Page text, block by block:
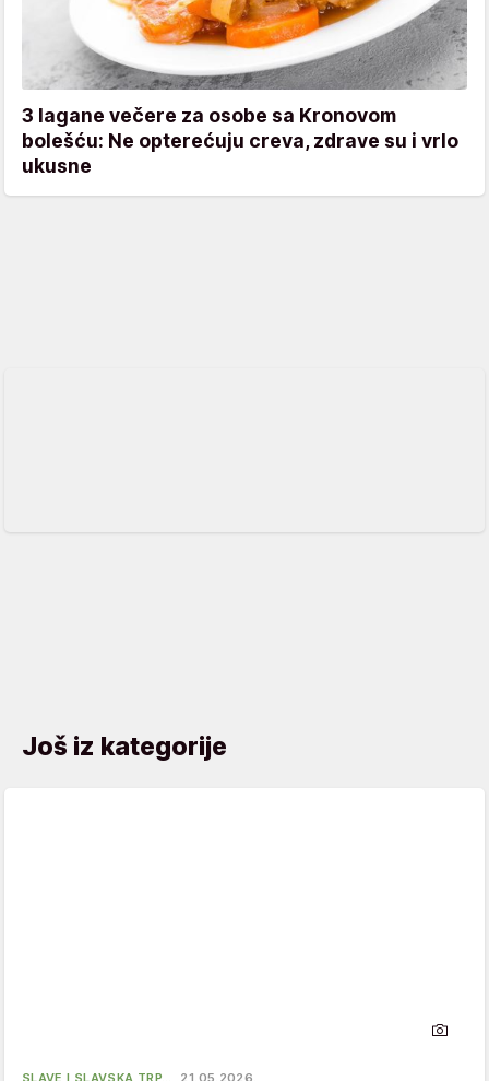
3 lagane večere za osobe sa Kronovom
bolešću: Ne opterećuju creva, zdrave su i vrlo
ukusne
Još iz kategorije